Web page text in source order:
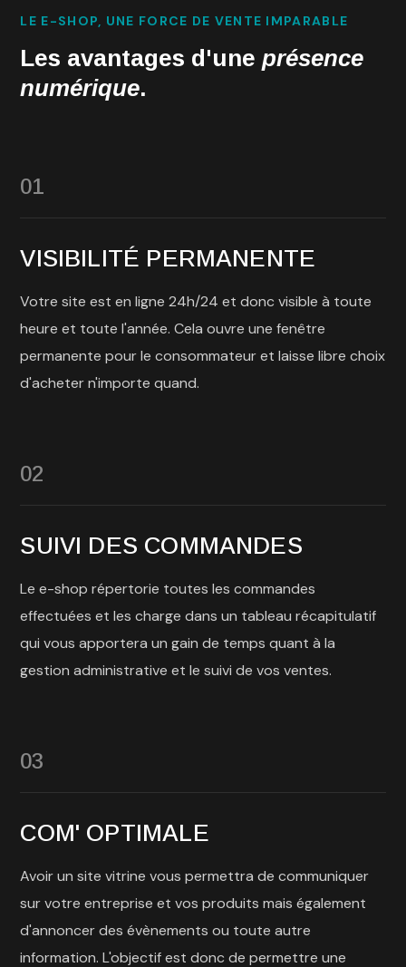
LE E-SHOP, UNE FORCE DE VENTE IMPARABLE
Les avantages d'uneprésence
numérique.
01
VISIBILITÉ PERMANENTE
Votre site est en ligne 24h/24 et donc visible à toute
heure et toute l'année. Cela ouvre une fenêtre
permanente pour le consommateur et laisse libre choix
d'acheter n'importe quand.
02
SUIVI DES COMMANDES
Le e-shop répertorie toutes les commandes
effectuées et les charge dans un tableau récapitulatif
qui vous apportera un gain de temps quant à la
gestion administrative et le suivi de vos ventes.
03
COM' OPTIMALE
Avoir un site vitrine vous permettra de communiquer
sur votre entreprise et vos produits mais également
d'annoncer des évènements ou toute autre
information. L'objectif est donc de permettre une